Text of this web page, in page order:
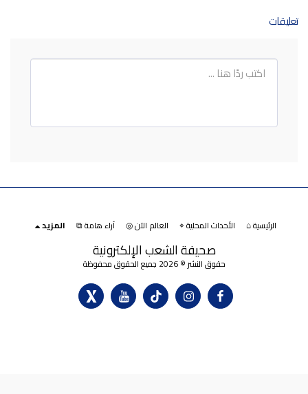
تعليقات
صحيفة الشعب الإلكترونية
حقوق النشر © 2026 جميع الحقوق محفوظة
الرئيسية ⌂ الأحداث المحلية ⌖ العالم الآن ◎ آراء هامة ⧉ المزيد